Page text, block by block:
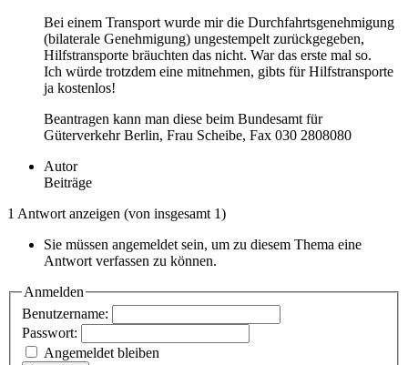
Bei einem Transport wurde mir die Durchfahrtsgenehmigung
(bilaterale Genehmigung) ungestempelt zurückgegeben,
Hilfstransporte bräuchten das nicht. War das erste mal so.
Ich würde trotzdem eine mitnehmen, gibts für Hilfstransporte
ja kostenlos!
Beantragen kann man diese beim Bundesamt für
Güterverkehr Berlin, Frau Scheibe, Fax 030 2808080
Autor
Beiträge
1 Antwort anzeigen (von insgesamt 1)
Sie müssen angemeldet sein, um zu diesem Thema eine
Antwort verfassen zu können.
Anmelden
Benutzername:
Passwort:
Angemeldet bleiben